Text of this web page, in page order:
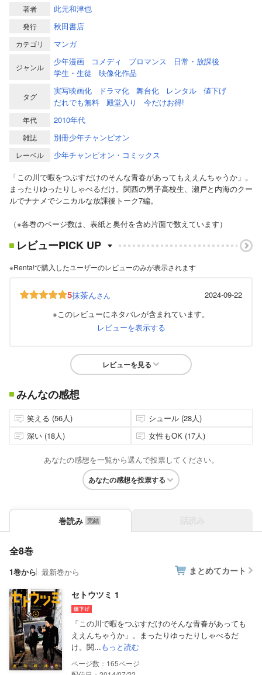
著者 此元和津也
発行 秋田書店
カテゴリ マンガ
ジャンル
少年漫画 コメディ ブロマンス
日常・放課後
学生・生徒
映像化作品
タグ
実写映画化 ドラマ化 舞台化 レンタル
値下げ
だれでも無料
殿堂入り 今だけお得!
年代 2010年代
雑誌 別冊少年チャンピオン
レーベル
少年チャンピオン・コミックス
「この川で暇をつぶすだけのそんな青春があってもええんちゃうか」。
まったりゆったりしゃべるだけ。関西の男子高校生、瀬戸と内海のクー
ルでナナメでシニカルな放課後トーク7編。
（※各巻のページ数は、表紙と奥付を含め片面で数えています）
レビューPICK UP
※Renta!で購入したユーザーのレビューのみが表示されます
5抹茶んさん
2024-09-22
※このレビューにネタバレが含まれています。
レビューを表示する
レビューを見る
みんなの感想
笑える (56人)
シュール (28人)
深い (18人)
女性もOK (17人)
あなたの感想を一覧から選んで投票してください。
あなたの感想を投票する
巻読み
全8巻
1巻から 最新巻から まとめてカート
セトウツミ 1
「この川で暇をつぶすだけのそんな青春があっても
ええんちゃうか」。まったりゆったりしゃべるだ
け。関...もっと読む
165